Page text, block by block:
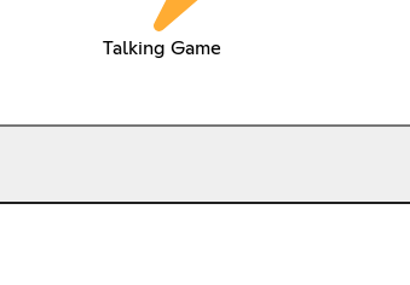
Talking Game